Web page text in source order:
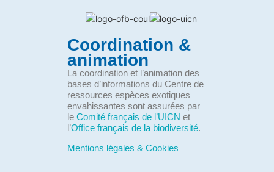
Coordination &
animation
La coordination et l’animation des
bases d’informations du Centre de
ressources espèces exotiques
envahissantes sont assurées par
le Comité français de l’UICN et
l’Office français de la biodiversité.
Mentions légales & Cookies